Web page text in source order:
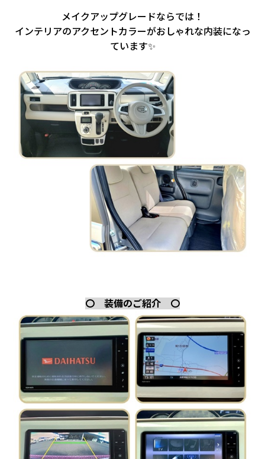
メイクアップグレードならでは！
インテリアのアクセントカラーがおしゃれな内装になっ
ています✨
〇 装備のご紹介 〇